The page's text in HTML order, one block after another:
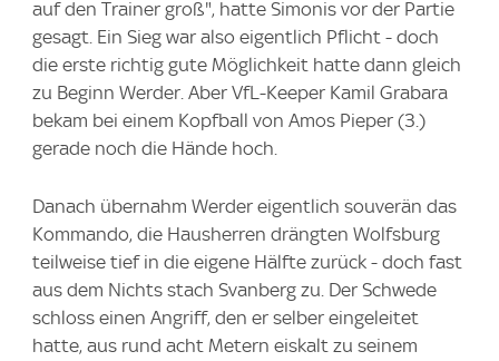
auf den Trainer groß", hatte Simonis vor der Partie
gesagt. Ein Sieg war also eigentlich Pflicht - doch
die erste richtig gute Möglichkeit hatte dann gleich
zu Beginn Werder. Aber VfL-Keeper Kamil Grabara
bekam bei einem Kopfball von Amos Pieper (3.)
gerade noch die Hände hoch.
Danach übernahm Werder eigentlich souverän das
Kommando, die Hausherren drängten Wolfsburg
teilweise tief in die eigene Hälfte zurück - doch fast
aus dem Nichts stach Svanberg zu. Der Schwede
schloss einen Angriff, den er selber eingeleitet
hatte, aus rund acht Metern eiskalt zu seinem